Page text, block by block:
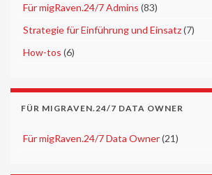
Für migRaven.24/7 Admins (83)
Strategie für Einführung und Einsatz(7)
How-tos (6)
FÜR MIGRAVEN.24/7 DATA OWNER
Für migRaven.24/7 Data Owner(21)